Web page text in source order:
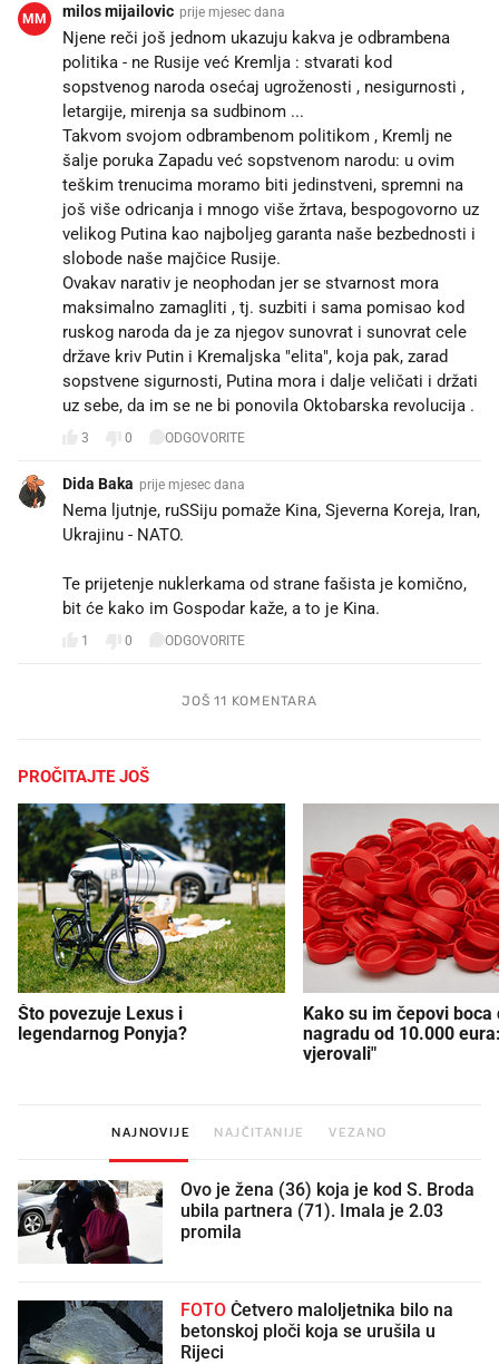
MM milos mijailovic prije mjesec dana
Njene reči još jednom ukazuju kakva je odbrambena
politika - ne Rusije već Kremlja : stvarati kod
sopstvenog naroda osećaj ugroženosti , nesigurnosti ,
letargije, mirenja sa sudbinom ...
Takvom svojom odbrambenom politikom , Kremlj ne
šalje poruka Zapadu već sopstvenom narodu: u ovim
teškim trenucima moramo biti jedinstveni, spremni na
još više odricanja i mnogo više žrtava, bespogovorno uz
velikog Putina kao najboljeg garanta naše bezbednosti i
slobode naše majčice Rusije.
Ovakav narativ je neophodan jer se stvarnost mora
maksimalno zamagliti , tj. suzbiti i sama pomisao kod
ruskog naroda da je za njegov sunovrat i sunovrat cele
države kriv Putin i Kremaljska "elita", koja pak, zarad
sopstvene sigurnosti, Putina mora i dalje veličati i držati
uz sebe, da im se ne bi ponovila Oktobarska revolucija .
3 0 ODGOVORITE
Dida Baka prije mjesec dana
Nema ljutnje, ruSSiju pomaže Kina, Sjeverna Koreja, Iran,
Ukrajinu - NATO.
Te prijetenje nuklerkama od strane fašista je komično,
bit će kako im Gospodar kaže, a to je Kina.
1 0 ODGOVORITE
JOŠ 11 KOMENTARA
PROČITAJTE JOŠ
Što povezuje Lexus i
legendarnog Ponyja?
Kako su im čepovi boca
nagradu od 10.000
vjerovali"
NAJNOVIJE NAJČITANIJE VEZANO
Ovo je žena (36) koja je kod S. Broda
ubila partnera (71). Imala je 2.03
promila
FOTO
betonskoj ploči koja se urušila u
Rijeci